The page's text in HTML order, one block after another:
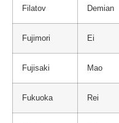
Filatov Demian
Fujimori Ei
Fujisaki Mao
Fukuoka Rei